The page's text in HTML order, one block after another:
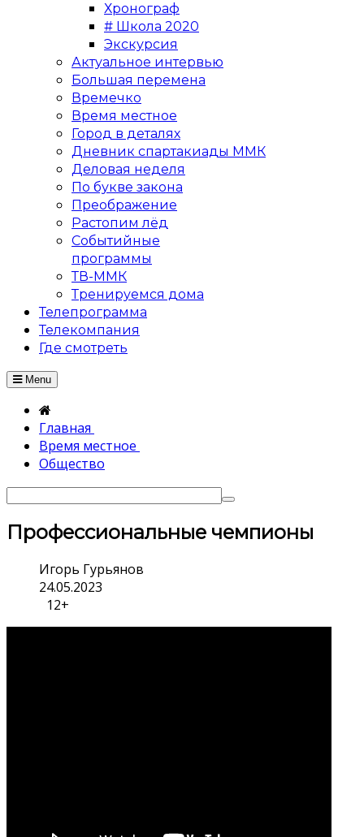
Хронограф
# Школа 2020
Экскурсия
Актуальное интервью
Большая перемена
Времечко
Время местное
Город в деталях
Дневник спартакиады ММК
Деловая неделя
По букве закона
Преображение
Растопим лёд
Событийные
программы
ТВ-ММК
Тренируемся дома
Телепрограмма
Телекомпания
Где смотреть
Menu
Главная
Время местное
Общество
Профессиональные чемпионы
Игорь Гурьянов
24.05.2023
12+